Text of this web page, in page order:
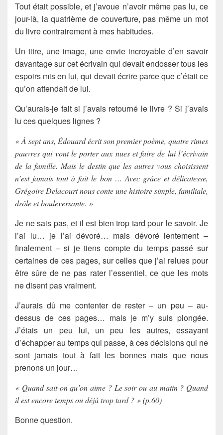
Tout était possible, et j’avoue n’avoir même pas lu, ce
jour-là, la quatrième de couverture, pas même un mot
du livre contrairement à mes habitudes.
Un titre, une image, une envie incroyable d’en savoir
davantage sur cet écrivain qui devait endosser tous les
espoirs mis en lui, qui devait écrire parce que c’était ce
qu’on attendait de lui.
Qu’aurais-je fait si j’avais retourné le livre ? Si j’avais
lu ces quelques lignes ?
« À sept ans, Édouard écrit son premier poème, quatre rimes
pauvres qui vont le porter aux nues et faire de lui l’écrivain
de la famille. Mais le destin que les autres vous choisissent
n’est jamais tout à fait le bon … Avec grâce et délicatesse,
Grégoire Delacourt nous conte une histoire simple, familiale,
drôle et bouleversante. »
Je ne sais pas, et il est bien trop tard pour le savoir. Je
l’ai lu… je l’ai dévoré… mais dévoré lentement –
finalement – si je tiens compte du temps passé sur
certaines de ces pages, sur celles que j’ai relues pour
être sûre de ne pas rater l’essentiel, ce que les mots
ne disent pas vraiment.
J’aurais dû me contenter de rester – un peu – au-
dessus de ces pages… mais je m’y suis plongée.
J’étais un peu lui, un peu les autres, essayant
d’échapper au temps qui passe, à ces décisions qui ne
sont jamais tout à fait les bonnes mais que nous
prenons un jour…
« Quand sait-on qu’on aime ? Le soir ou au matin ? Quand
il est encore temps ou déjà trop tard ? » (p.60)
Bonne question.